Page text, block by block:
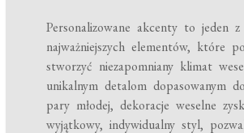
Personalizowane akcenty to jeden z
najważniejszych elementów, które
stworzyć niezapomniany klimat
unikalnym detalom dopasowanym
pary młodej, dekoracje weselne
wyjątkowy, indywidualny styl,